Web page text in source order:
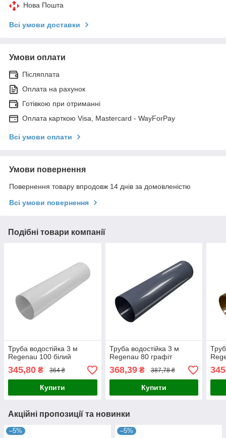
Нова Пошта
Всі умови доставки
Умови оплати
Післяплата
Оплата на рахунок
Готівкою при отриманні
Оплата карткою Visa, Mastercard - WayForPay
Всі умови оплати
Умови повернення
Повернення товару впродовж 14 днів за домовленістю
Всі умови повернення
Подібні товари компанії
Труба водостійка 3 м
Regenau 100 білий
345,80 ₴ 364 ₴
Купити
Труба водостійка 3 м
Regenau 80 графіт
368,39₴ 387,78 ₴
Купити
Акційні пропозиції та новинки
–5% –5%